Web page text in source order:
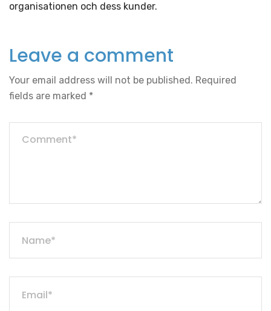
organisationen och dess kunder.
Leave a comment
Your email address will not be published. Required
fields are marked *